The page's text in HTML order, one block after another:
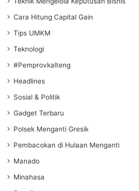
Cara Hitung Capital Gain
Tips UMKM
Teknologi
#Pemprovkalteng
Headlines
Sosial & Politik
Gadget Terbaru
Polsek Menganti Gresik
Pembacokan di Hulaan Menganti
Manado
Minahasa